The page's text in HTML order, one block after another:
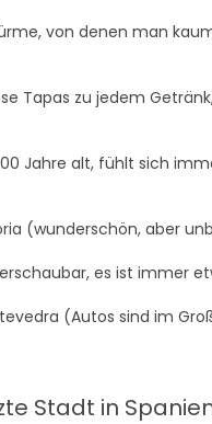
von denen man
Tapas zu jedem
Jahre alt, fühlt sich
(wunderschön, aber
es ist immer
(Autos sind im
Stadt in